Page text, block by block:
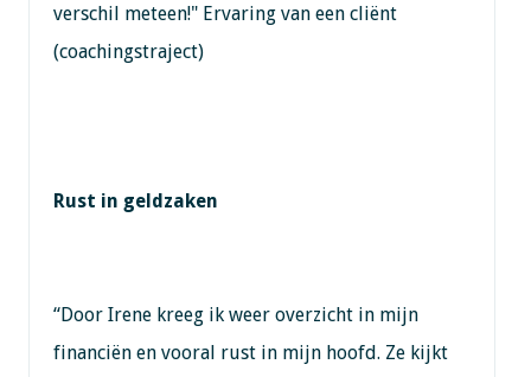
verschil meteen!" Ervaring van een cliënt
(coachingstraject)
Rust in geldzaken
“Door Irene kreeg ik weer overzicht in mijn
financiën en vooral rust in mijn hoofd. Ze kijkt